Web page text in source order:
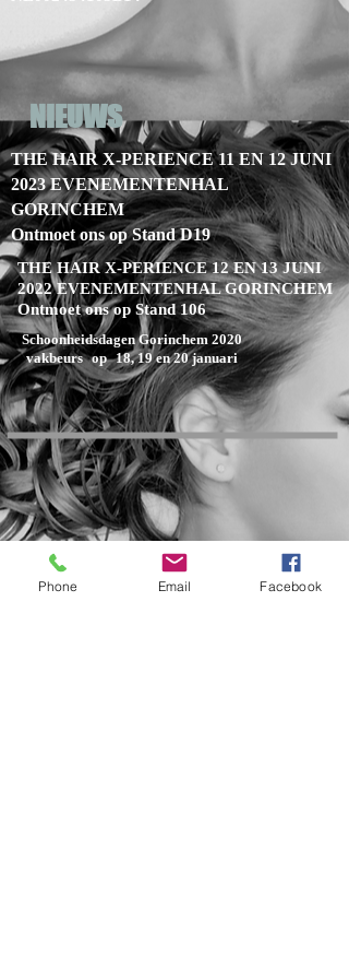
NIEUWS
THE HAIR X-PERIENCE 11 EN 12 JUNI
2023 EVENEMENTENHAL
GORINCHEM
Ontmoet ons op Stand D19
Schoonheidsdagen Gorinchem 2020
vakbeurs op 18, 19 en 20 januari
THE HAIR X-PERIENCE 12 EN 13 JUNI
2022 EVENEMENTENHAL GORINCHEM
Ontmoet ons op Stand 106
HULP NODIG?
Phone Email Facebook